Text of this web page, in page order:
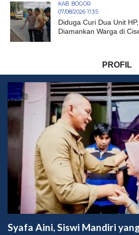
KAB. BOGOR
07/08/2026 11:35
Diduga Curi Dua Unit
Diamankan Warga di
PROFIL
Syafa Aini, Siswi Mandiri